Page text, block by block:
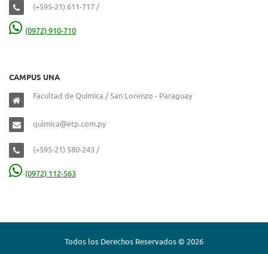
(+595-21) 611-717 /
(0972) 910-710
CAMPUS UNA
Facultad de Química / San Lorenzo - Paraguay
quimica@etp.com.py
(+595-21) 580-243 /
(0972) 112-563
Todos los Derechos Reservados © 2026